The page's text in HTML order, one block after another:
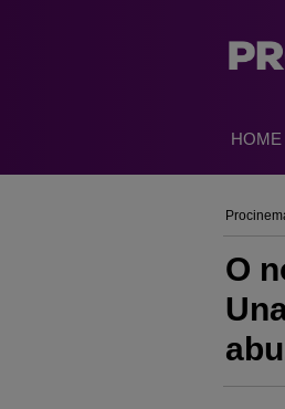
HOME
O